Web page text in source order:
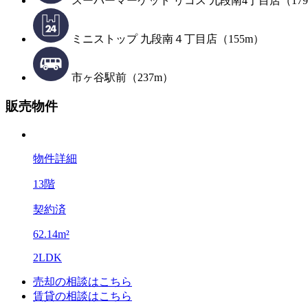
ミニストップ 九段南４丁目店（155m）
市ヶ谷駅前（237m）
販売物件
物件詳細
13階
契約済
62.14m²
2LDK
売却の相談はこちら
賃貸の相談はこちら